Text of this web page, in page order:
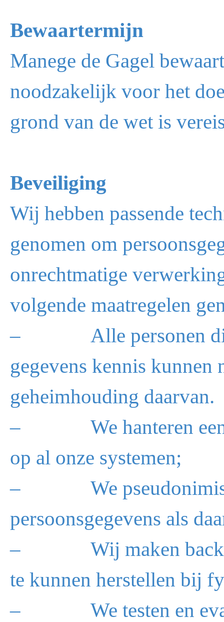
Bewaartermijn
Manege de Gagel
noodzakelijk voor het
grond van de wet is
Beveiliging
Wij hebben passende
genomen om
onrechtmatige
volgende maatregelen
– Alle personen die
gegevens kennis kunnen
geheimhouding daarvan.
– We hanteren een
op al onze systemen;
– We
persoonsgegevens als
– Wij maken back-ups
te kunnen herstellen bij
– We testen en